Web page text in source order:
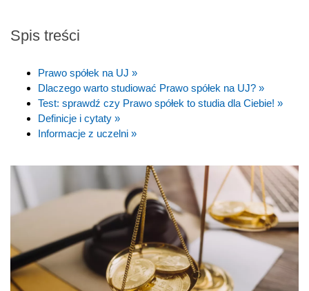
Spis treści
Prawo spółek na UJ »
Dlaczego warto studiować Prawo spółek na UJ? »
Test: sprawdź czy Prawo spółek to studia dla Ciebie! »
Definicje i cytaty »
Informacje z uczelni »